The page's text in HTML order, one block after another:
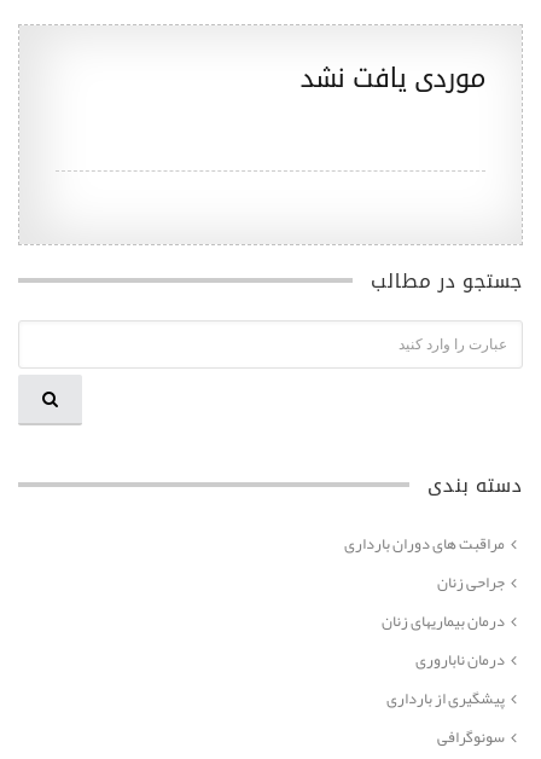
موردی یافت نشد
جستجو در مطالب
دسته بندی
مراقبت های دوران بارداری
جراحی زنان
درمان بیماریهای زنان
درمان ناباروری
پیشگیری از بارداری
سونوگرافی